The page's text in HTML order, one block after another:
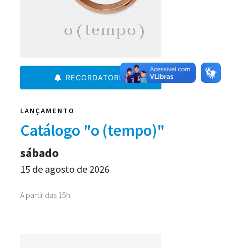
RECORDATORIO
LANÇAMENTO
Catálogo "o (tempo)"
A partir das 15h
sábado
15 de agosto de 2026